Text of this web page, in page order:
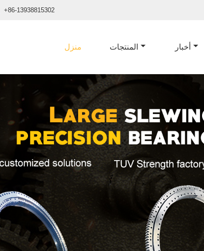
+86-13938815302
منزل المنتجات أخبار